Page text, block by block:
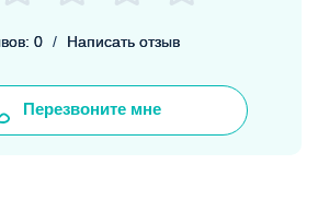
0 / Написать отзыв
Перезвоните мне